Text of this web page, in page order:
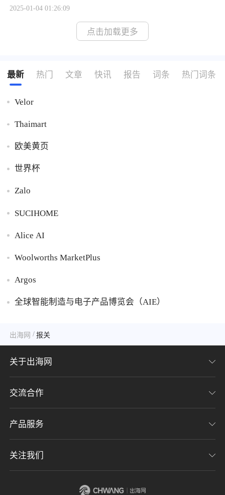
进行监管，征收关税等相关税费，查缉走私等事务;而检验
动植物及其产品的检疫，对商品质量、规格、卫生等方面
的检验，防止有害生物传入传出、保障商品质量安全等诸
2025-01-04 01:26:09
点击加载更多
最新 热门 文章 快讯 报告 词条 热门词条
Velor
Thaimart
欧美黄页
世界杯
Zalo
SUCIHOME
Alice AI
Woolworths MarketPlus
Argos
全球智能制造与电子产品博览会（AIE）
出海网 / 报关
关于出海网
关于我们
加入我们
隐私协议
交流合作
联系我们
意见反馈
产品服务
CHWE全球跨境电商展
关注我们